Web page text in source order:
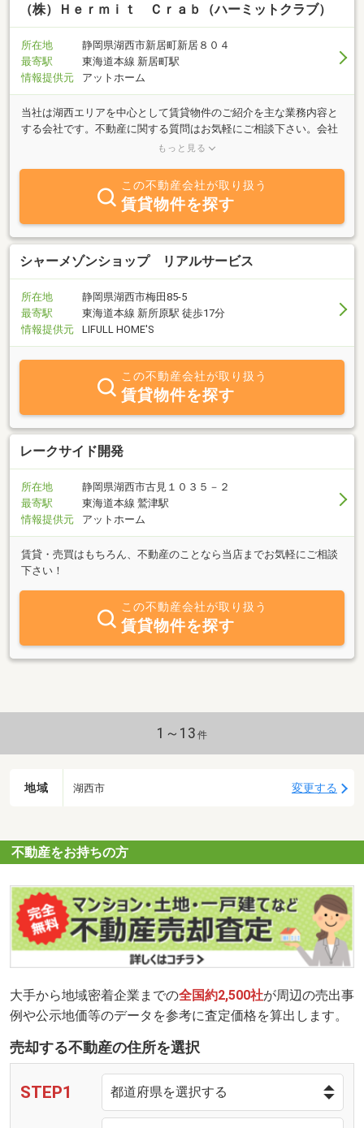
（株）Ｈｅｒｍｉｔ Ｃｒａｂ（ハーミットクラブ）
所在地
静岡県湖西市新居町新居８０４
最寄駅
東海道本線 新居町駅
情報提供元
アットホーム
当社は湖西エリアを中心として賃貸物件のご紹介を主な業務内容と
する会社です。不動産に関する質問はお気軽にご相談下さい。会社
としてはまだ新しいですが、不動産仲介は１５年以上のキャリアが
もっと見る
この不動産会社が取り扱う
賃貸物件を探す
シャーメゾンショップ リアルサービス
所在地
静岡県湖西市梅田85-5
最寄駅
東海道本線 新所原駅 徒歩17分
情報提供元
LIFULL HOME'S
この不動産会社が取り扱う
賃貸物件を探す
レークサイド開発
所在地
静岡県湖西市古見１０３５－２
最寄駅
東海道本線 鷲津駅
情報提供元
アットホーム
賃貸・売買はもちろん、不動産のことなら当店までお気軽にご相談
下さい！
この不動産会社が取り扱う
賃貸物件を探す
1～13 件
地域 湖西市 変更する
不動産をお持ちの方
大手から地域密着企業までの全国約2,500社が周辺の売出事
例や公示地価等のデータを参考に査定価格を算出します。
売却する不動産の住所を選択
STEP1